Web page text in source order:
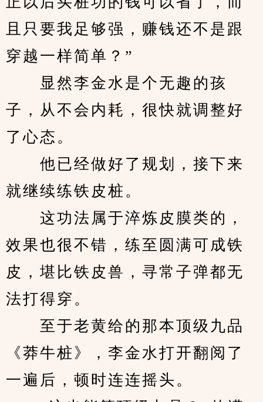
且只要我足够强，赚钱还不是跟
穿越一样简单？”
显然李金水是个无趣的孩
子，从不会内耗，很快就调整好
了心态。
他已经做好了规划，接下来
就继续练铁皮桩。
这功法属于淬炼皮膜类的，
效果也很不错，练至圆满可成铁
皮，堪比铁皮兽，寻常子弹都无
法打得穿。
至于老黄给的那本顶级九品
《莽牛桩》，李金水打开翻阅了
一遍后，顿时连连摇头。